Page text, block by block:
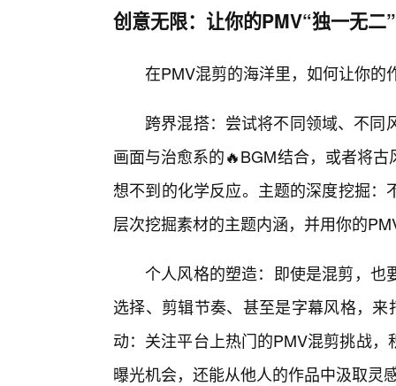
创意无限：让你的PMV“独一无二
在PMV混剪的海洋里，如何让你
跨界混搭：尝试将不同领域、不
画面与治愈系的🔥BGM结合，或者将
想不到的化学反应。主题的深度挖掘
层次挖掘素材的主题内涵，并用你的
个人风格的塑造：即使是混剪，也
选择、剪辑节奏、甚至是字幕风格，
动：关注平台上热门的PMV混剪挑战
曝光机会，还能从他人的作品中汲取灵